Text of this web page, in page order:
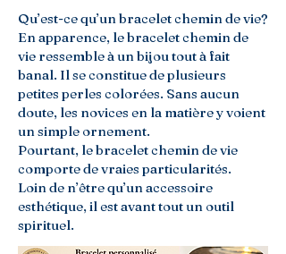
Qu’est-ce qu’un bracelet chemin de vie?
En apparence, le bracelet chemin de
vie ressemble à un bijou tout à fait
banal. Il se constitue de plusieurs
petites perles colorées. Sans aucun
doute, les novices en la matière y voient
un simple ornement.
Pourtant, le bracelet chemin de vie
comporte de vraies particularités.
Loin de n’être qu’un accessoire
esthétique, il est avant tout un outil
spirituel.